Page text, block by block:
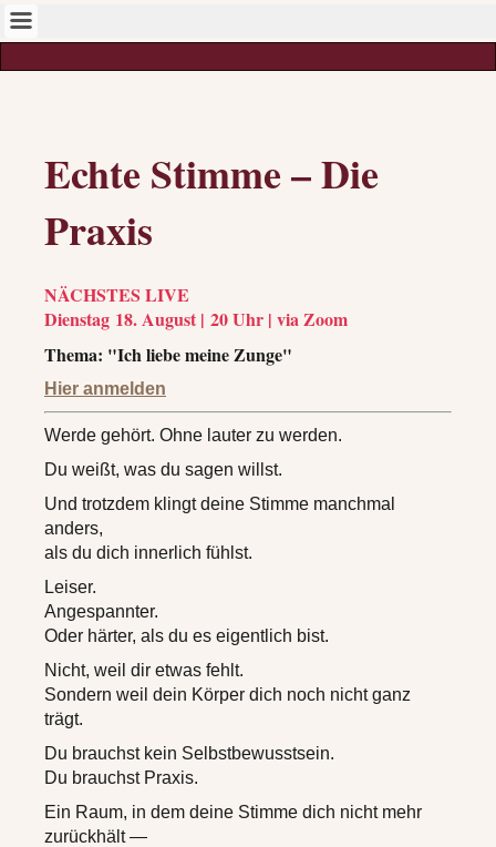
Echte Stimme – Die
Praxis
NÄCHSTES LIVE
Dienstag 18. August | 20 Uhr | via Zoom
Thema: "Ich liebe meine Zunge"
Hier anmelden
Werde gehört. Ohne lauter zu werden.
Du weißt, was du sagen willst.
Und trotzdem klingt deine Stimme manchmal
anders,
als du dich innerlich fühlst.
Leiser.
Angespannter.
Oder härter, als du es eigentlich bist.
Nicht, weil dir etwas fehlt.
Sondern weil dein Körper dich noch nicht ganz
trägt.
Du brauchst kein Selbstbewusstsein.
Du brauchst Praxis.
Ein Raum, in dem deine Stimme dich nicht mehr
zurückhält —